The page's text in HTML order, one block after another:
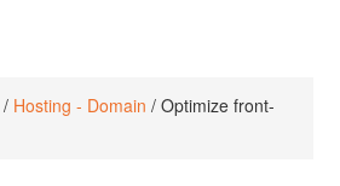
/ Hosting - Domain / Optimize front-